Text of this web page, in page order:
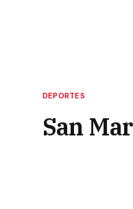
DEPORTES
San